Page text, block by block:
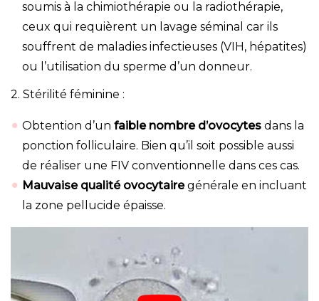
soumis à la chimiothérapie ou la radiothérapie,
ceux qui requièrent un lavage séminal car ils
souffrent de maladies infectieuses (VIH, hépatites)
ou l’utilisation du sperme d’un donneur.
2. Stérilité féminine :
Obtention d’un faible nombre d’ovocytes dans la
ponction folliculaire. Bien qu’il soit possible aussi
de réaliser une FIV conventionnelle dans ces cas.
Mauvaise qualité ovocytairegénérale en incluant
la zone pellucide épaisse.